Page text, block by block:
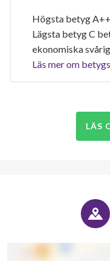
Högsta betyg
Lägsta betyg C
ekonomiska
Läs mer om
LÄS